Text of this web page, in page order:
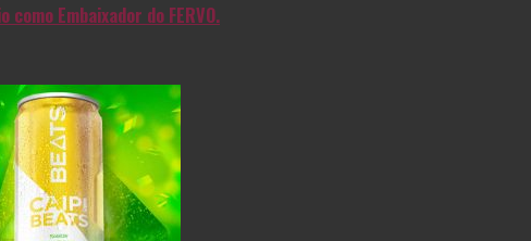
Embaixador do FERVO.